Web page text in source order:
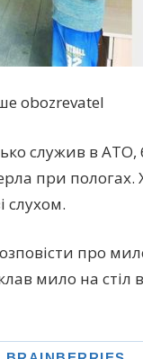
obozrevatel
служив в
при пологах.
слухом.
про
мило на стіл